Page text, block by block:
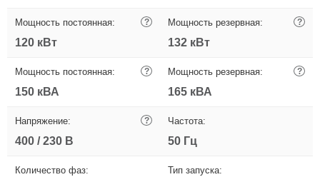
Мощность постоянная: ?
120 кВт
Мощность резервная: ?
132 кВт
Мощность постоянная: ?
150 кВА
Мощность резервная: ?
165 кВА
Напряжение: ?
400 / 230 В
Частота:
50 Гц
Количество фаз: Тип запуска: